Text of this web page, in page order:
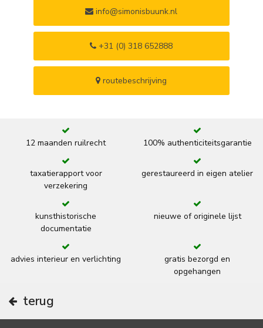
info@simonisbuunk.nl
+31 (0) 318 652888
routebeschrijving
12 maanden ruilrecht 100% authenticiteitsgarantie
taxatierapport voor
verzekering
gerestaureerd in eigen atelier
kunsthistorische
documentatie
nieuwe of originele lijst
advies interieur en verlichting
gratis bezorgd en
opgehangen
terug